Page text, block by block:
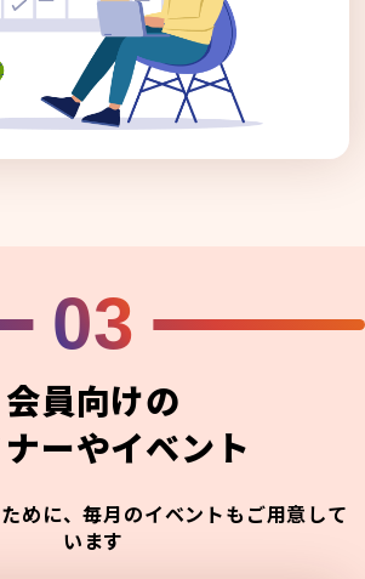
03
会員向けの
ーやイベント
めに、毎月のイベントもご用意して
います